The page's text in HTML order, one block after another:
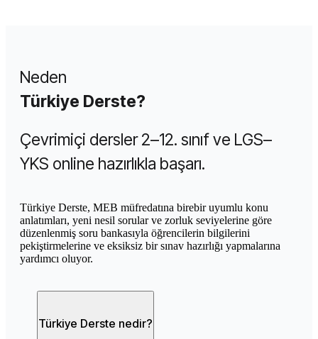
Neden
Türkiye Derste?
Çevrimiçi dersler 2–12. sınıf ve LGS–
YKS online hazırlıkla başarı.
Türkiye Derste, MEB müfredatına birebir uyumlu konu
anlatımları, yeni nesil sorular ve zorluk seviyelerine göre
düzenlenmiş soru bankasıyla öğrencilerin bilgilerini
pekiştirmelerine ve eksiksiz bir sınav hazırlığı yapmalarına
yardımcı oluyor.
Türkiye Derste nedir?